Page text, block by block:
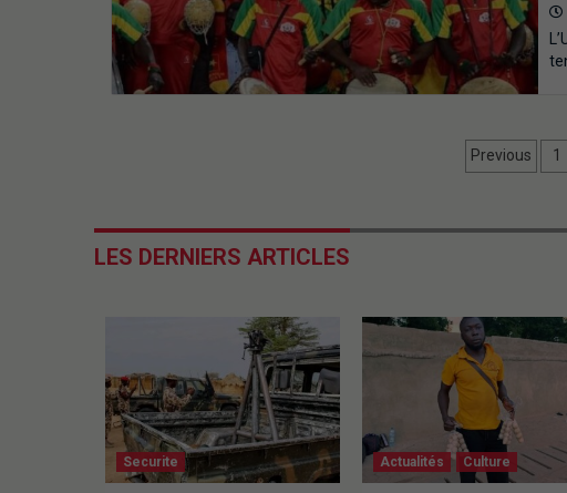
Previous 1
LES DERNIERS ARTICLES
Securite Actualités Culture